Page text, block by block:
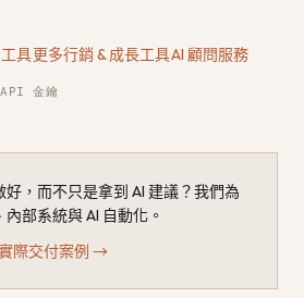
具·更多行銷 & 成長工具·AI 顧問服務
金鑰
，而不只是拿到 AI 建議？我們為
部系統與 AI 自動化。
際交付案例 →